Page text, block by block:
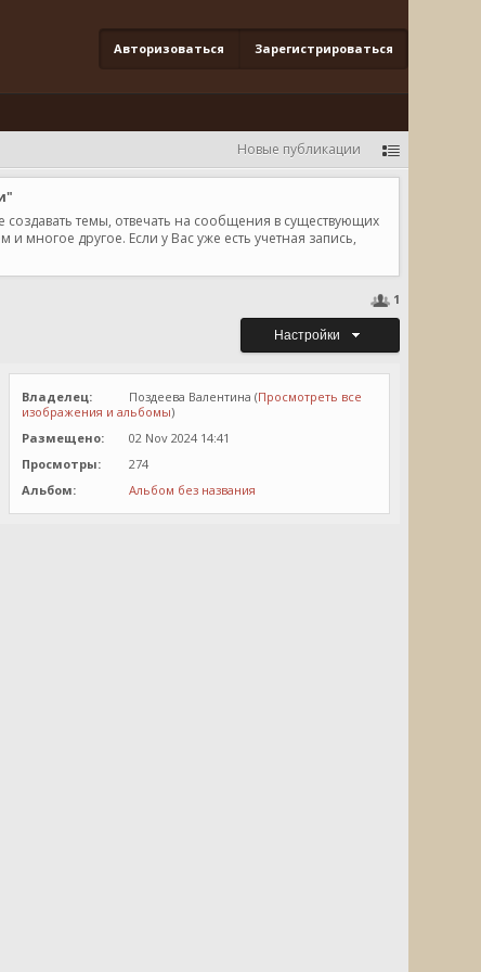
Авторизоваться Зарегистрироваться
Новые публикации
создавать темы, отвечать на сообщения в существующих
многое другое. Если у Вас уже есть учетная запись,
1
Настройки
Владелец: Поздеева Валентина (Просмотреть все
изображения и альбомы)
Размещено:
02 Nov 2024 14:41
Просмотры:
274
Альбом:
Альбом без названия